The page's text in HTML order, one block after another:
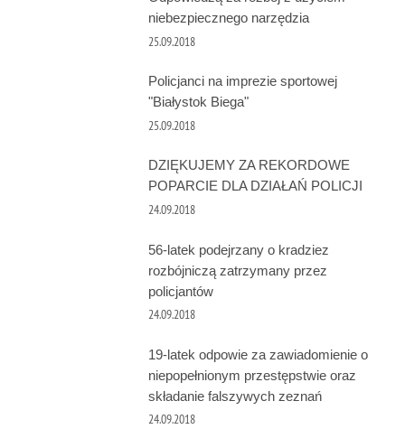
niebezpiecznego narzędzia
25.09.2018
Policjanci na imprezie sportowej
"Białystok Biega"
25.09.2018
DZIĘKUJEMY ZA REKORDOWE
POPARCIE DLA DZIAŁAŃ POLICJI
24.09.2018
56-latek podejrzany o kradziez
rozbójniczą zatrzymany przez
policjantów
24.09.2018
19-latek odpowie za zawiadomienie o
niepopełnionym przestępstwie oraz
składanie falszywych zeznań
24.09.2018